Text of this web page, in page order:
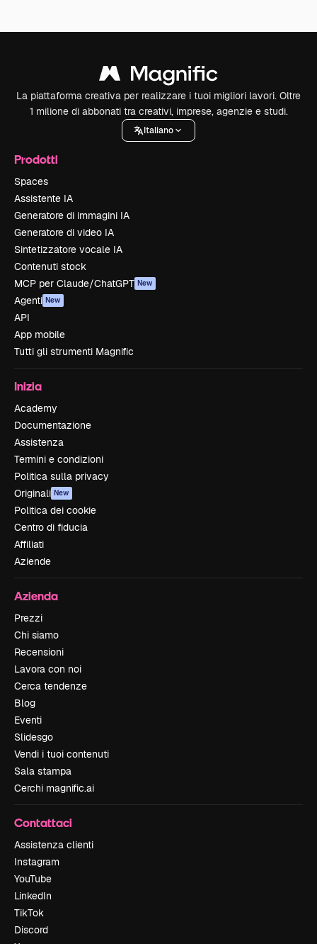
La piattaforma creativa per realizzare i tuoi migliori lavori. Oltre
1 milione di abbonati tra creativi, imprese, agenzie e studi.
Italiano
Prodotti
Spaces
Assistente IA
Generatore di immagini IA
Generatore di video IA
Sintetizzatore vocale IA
Contenuti stock
MCP per Claude/ChatGPT New
Agenti New
API
App mobile
Tutti gli strumenti Magnific
Inizia
Academy
Documentazione
Assistenza
Termini e condizioni
Politica sulla privacy
Originali New
Politica dei cookie
Centro di fiducia
Affiliati
Aziende
Azienda
Prezzi
Chi siamo
Recensioni
Lavora con noi
Cerca tendenze
Blog
Eventi
Slidesgo
Vendi i tuoi contenuti
Sala stampa
Cerchi magnific.ai
Contattaci
Assistenza clienti
Instagram
YouTube
LinkedIn
TikTok
Discord